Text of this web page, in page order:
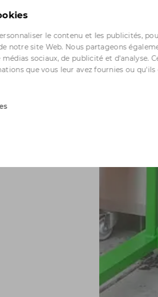
le contenu et les publicités,
notre site Web. Nous partageons
sociaux, de publicité et d'analyse.
que vous leur avez fournies ou
de son
à partir de
en 2 à 5 ans.
et une